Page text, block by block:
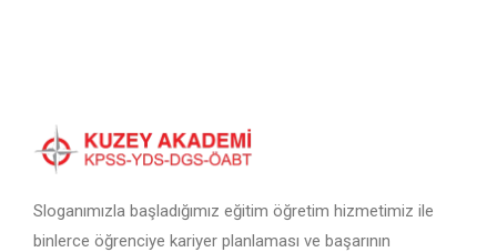
Sloganımızla başladığımız eğitim öğretim hizmetimiz ile
binlerce öğrenciye kariyer planlaması ve başarının